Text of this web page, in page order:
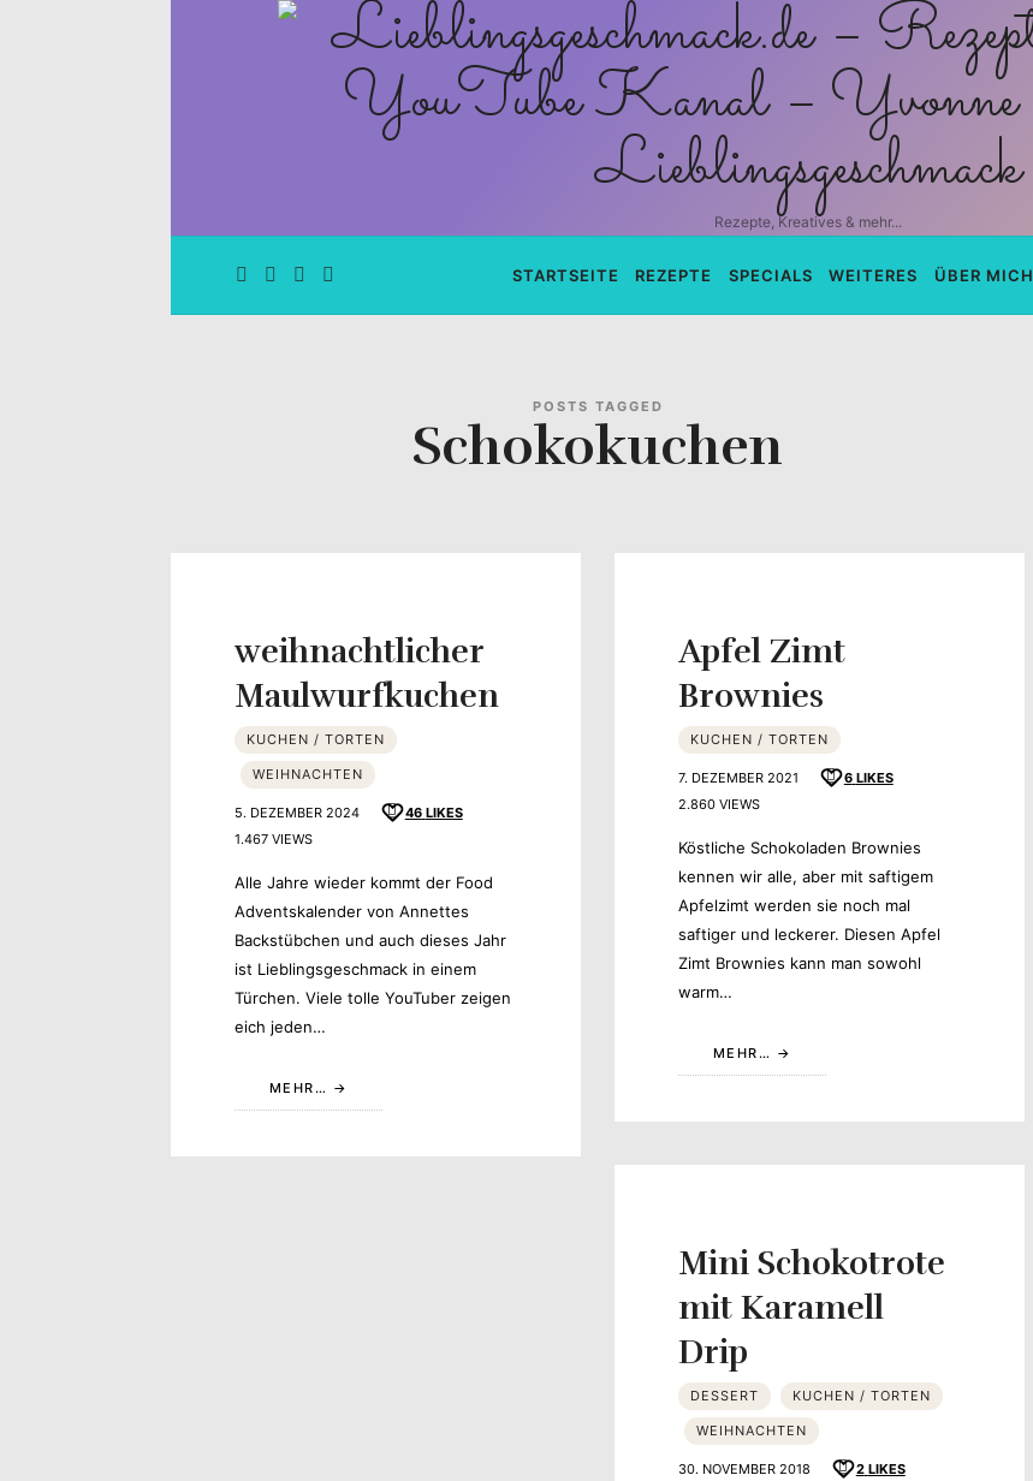
Lieblingsgeschmack.de
Rezepte
Blog
und
Kanal
zeigt
Ihren
Lieblingsgeschmack
Rezepte, Kreatives & mehr...
STARTSEITE REZEPTE SPECIALS WEITERES ÜBER MICH
POSTS TAGGED
Schokokuchen
weihnachtlicher
Maulwurfkuchen
KUCHEN / TORTEN
WEIHNACHTEN
5. DEZEMBER 2024 46 LIKES
1.467 VIEWS
Alle Jahre wieder kommt der Food
Adventskalender von Annettes
Backstübchen und auch dieses Jahr
ist Lieblingsgeschmack in einem
Türchen. Viele tolle YouTuber zeigen
eich jeden…
MEHR…
Apfel Zimt
Brownies
KUCHEN / TORTEN
7. DEZEMBER 2021 6 LIKES
2.860 VIEWS
Köstliche Schokoladen Brownies
kennen wir alle, aber mit saftigem
Apfelzimt werden sie noch mal
saftiger und leckerer. Diesen Apfel
Zimt Brownies kann man sowohl
warm…
MEHR…
Mini Schokotrote
mit Karamell
Drip
DESSERT KUCHEN / TORTEN
WEIHNACHTEN
30. NOVEMBER 2018 2 LIKES